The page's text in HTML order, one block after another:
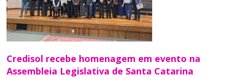
Credisol recebe homenagem em evento na
Assembleia Legislativa de Santa Catarina